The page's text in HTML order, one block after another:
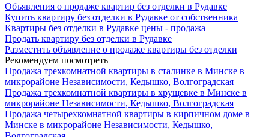
Объявления о продаже квартир без отделки в Рудавке
Купить квартиру без отделки в Рудавке от собственника
Квартиры без отделки в Рудавке цены - продажа
Продать квартиру без отделки в Рудавке
Разместить объявление о продаже квартиры без отделки
Рекомендуем посмотреть
Продажа трехкомнатной квартиры в сталинке в Минске в
микрорайоне Независимости, Кедышко, Волгоградская
Продажа трехкомнатной квартиры в хрущевке в Минске в
микрорайоне Независимости, Кедышко, Волгоградская
Продажа четырехкомнатной квартиры в кирпичном доме в
Минске в микрорайоне Независимости, Кедышко,